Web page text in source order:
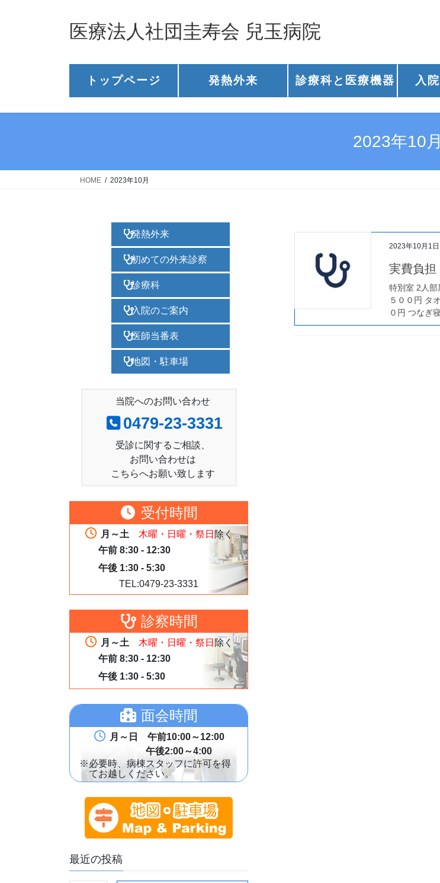
医療法人社団圭寿会 兒玉病院
トップページ 発熱外来 診療科と医療機器 入
2023年10月
HOME 2023年10月
2023年10月1日
実費負担
特別室 2人部
５００円 タ
０円 つなぎ
発熱外来
初めての外来診察
診療科
入院のご案内
医師当番表
地図・駐車場
当院へのお問い合わせ
0479-23-3331
受診に関するご相談、
お問い合わせは
こちらへお願い致します
受付時間
月～土 木曜・日曜・祭日 除く
午前 8:30 - 12:30
午後 1:30 - 5:30
TEL:0479-23-3331
診察時間
月～土 木曜・日曜・祭日 除く
午前 8:30 - 12:30
午後 1:30 - 5:30
面会時間
月～日 午前10:00～12:00
午後2:00～4:00
※必要時、病棟スタッフに許可を得
てお越しください。
最近の投稿